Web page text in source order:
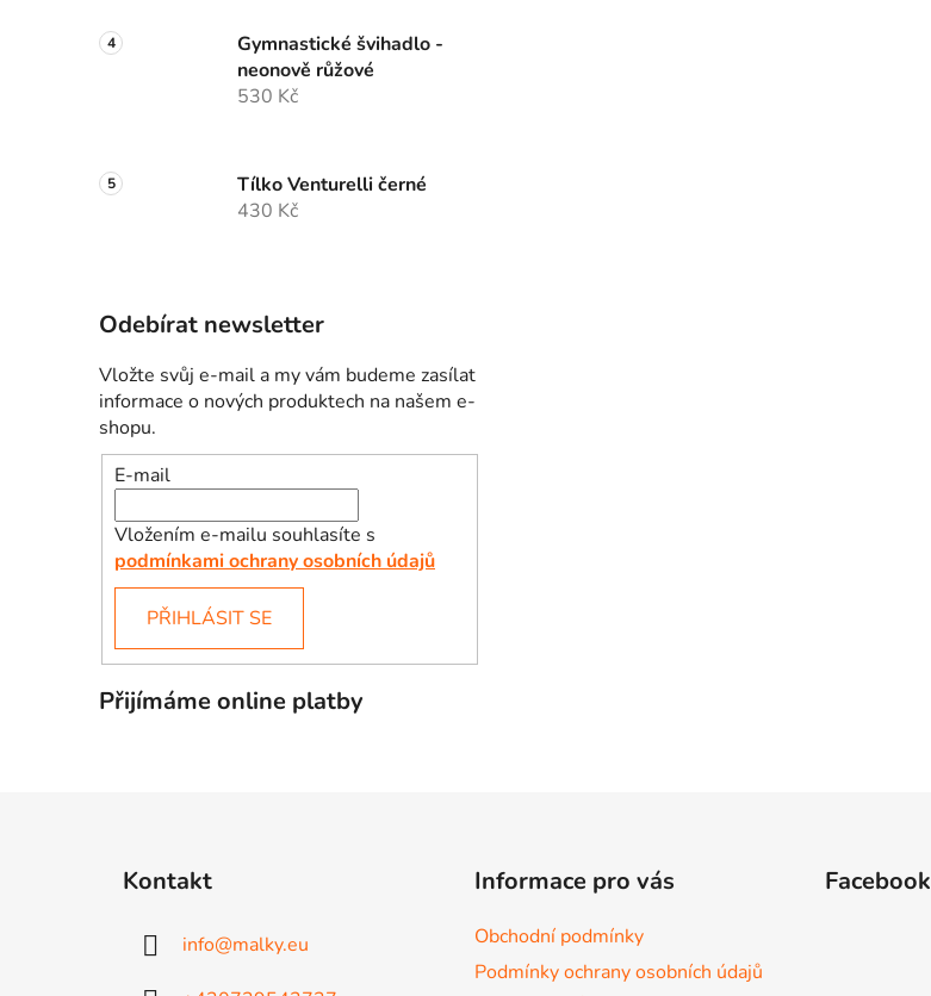
Gymnastické švihadlo -
neonově růžové
530 Kč
Tílko Venturelli černé
430 Kč
Odebírat newsletter
Vložte svůj e-mail a my vám budeme zasílat
informace o nových produktech na našem e-
shopu.
E-mail
Vložením e-mailu souhlasíte s
podmínkami ochrany osobních údajů
PŘIHLÁSIT SE
Přijímáme online platby
Kontakt
info@malky.eu
Informace pro vás
Obchodní podmínky
Podmínky ochrany osobních údajů
Facebook